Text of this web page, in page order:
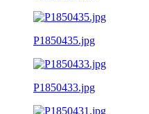
P1850435.jpg
P1850433.jpg